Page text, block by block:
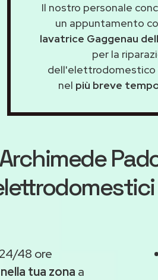
Il nostro personale
un appuntamento
lavatrice Gaggenau
per la
dell'elettrodomestico
nel più breve
Archimede
48 ore
nella tua zona a